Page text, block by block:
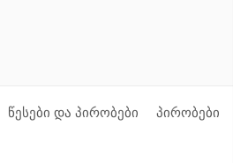
წესები და პირობები პირობები